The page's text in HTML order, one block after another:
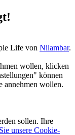
Life von Nilambar.
wollen, klicken
können
annehmen wollen.
sollen. Ihre
unsere Cookie-